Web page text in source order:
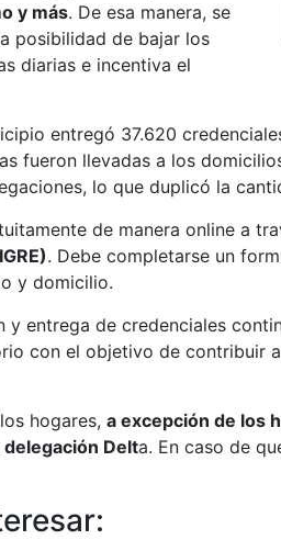
y más. De esa manera, se
posibilidad de bajar los
diarias e incentiva el
entregó 37.620
fueron llevadas a los
lo que duplicó la
de manera online a
. Debe completarse un
y domicilio.
y entrega de credenciales
con el objetivo de contribuir
hogares, a excepción de los
Delta. En caso de